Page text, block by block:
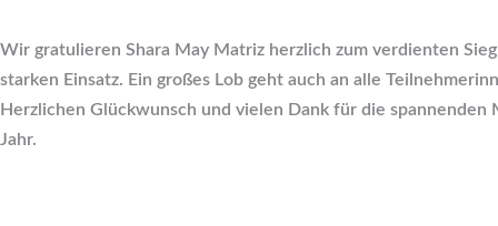
Wir gratulieren Shara May Matriz herzlich zum verdienten
starken Einsatz. Ein großes Lob geht auch an alle
Herzlichen Glückwunsch und vielen Dank für die
Jahr.